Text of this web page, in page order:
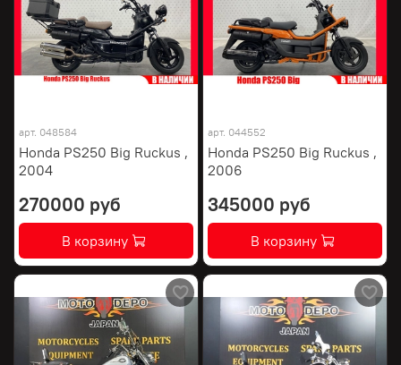
арт. 048584
Honda PS250 Big Ruckus ,
2004
270000 руб
В корзину
арт. 044552
Honda PS250 Big Ruckus ,
2006
345000 руб
В корзину